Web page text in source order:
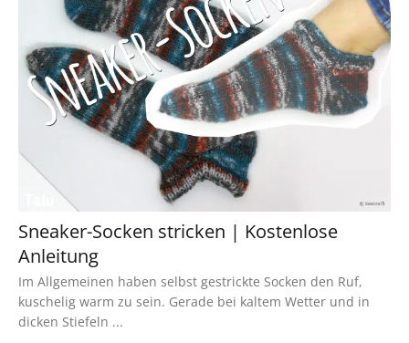
Sneaker-Socken stricken | Kostenlose
Anleitung
Im Allgemeinen haben selbst gestrickte Socken den Ruf,
kuschelig warm zu sein. Gerade bei kaltem Wetter und in
dicken Stiefeln ...